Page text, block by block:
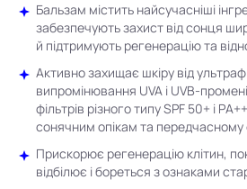
Бальзам містить найсучасніші
забезпечують захист від сонця
й підтримують регенерацію та
Активно захищає шкіру від
випромінювання UVA і UVB-
фільтрів різного типу SPF 50+ і
сонячним опікам та передчасному
Прискорює регенерацію клітин,
відбілює і бореться з ознаками